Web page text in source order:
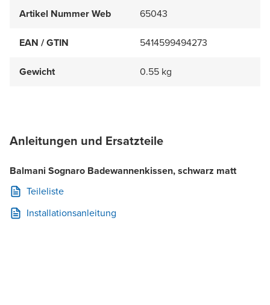
Artikel Nummer Web 65043
EAN / GTIN 5414599494273
Gewicht 0.55 kg
Anleitungen und Ersatzteile
Balmani Sognaro Badewannenkissen, schwarz matt
Teileliste
Installationsanleitung